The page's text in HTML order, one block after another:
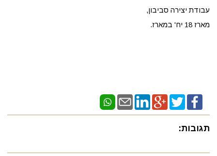
עבודת יצירה סביבון,
מארז 18 יח' במארז.
תגובות: